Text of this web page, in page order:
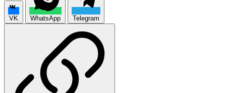
VK WhatsApp Telegram